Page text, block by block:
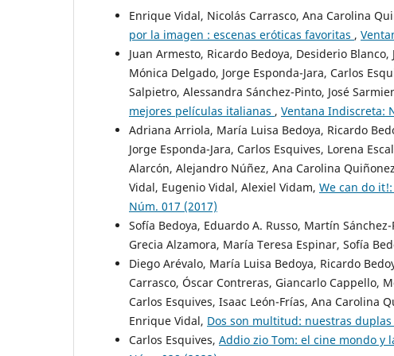
Enrique Vidal, Nicolás Carrasco, Ana Carolina
por la imagen : escenas eróticas favoritas ,
Juan Armesto, Ricardo Bedoya, Desiderio
Mónica Delgado, Jorge Esponda-Jara, Carlos
Salpietro, Alessandra Sánchez-Pinto, José
mejores películas italianas , Ventana Indiscreta:
Adriana Arriola, María Luisa Bedoya, Ricardo
Jorge Esponda-Jara, Carlos Esquives, Lorena
Alarcón, Alejandro Núñez, Ana Carolina
Vidal, Eugenio Vidal, Alexiel Vidam, We can do
Núm. 017 (2017)
Sofía Bedoya, Eduardo A. Russo, Martín
Grecia Alzamora, María Teresa Espinar, Sofía
Diego Arévalo, María Luisa Bedoya, Ricardo
Carrasco, Óscar Contreras, Giancarlo Cappello,
Carlos Esquives, Isaac León-Frías, Ana Carolina
Enrique Vidal, Dos son multitud: nuestras
Carlos Esquives, Addio zio Tom: el cine mondo y